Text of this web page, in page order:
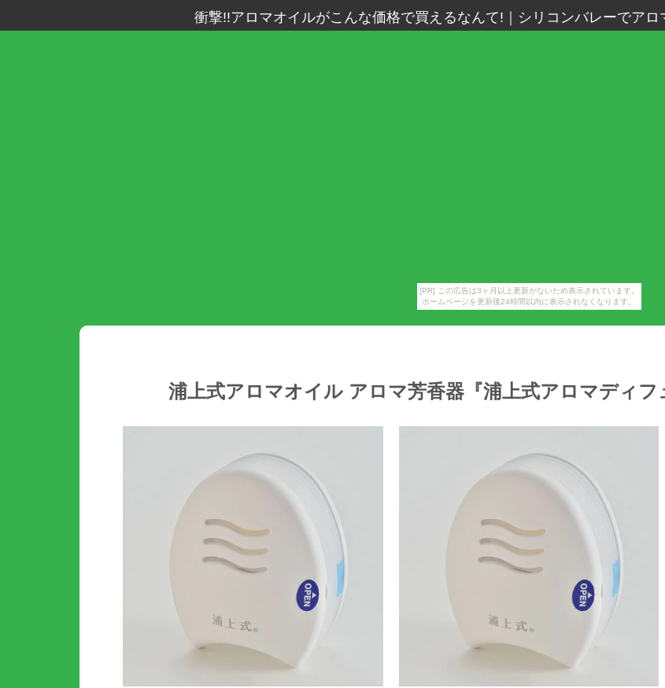
[PR] この広告は3ヶ月以上更新がないため表示されています。
ホームページを更新後24時間以内に表示されなくなります。
衝撃!!アロマオイルがこんな価格で買えるなんて! シリコンバレーでア
浦上式アロマオイル アロマ芳香器『浦上式アロマディフ